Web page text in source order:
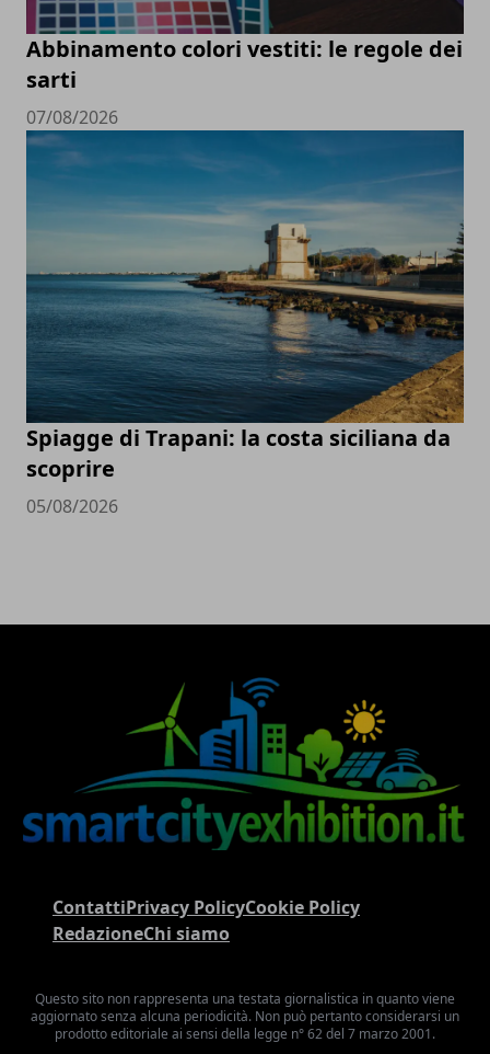
Abbinamento colori vestiti: le regole dei
sarti
07/08/2026
Spiagge di Trapani: la costa siciliana da
scoprire
05/08/2026
ContattiPrivacy PolicyCookie Policy
RedazioneChi siamo
Questo sito non rappresenta una testata giornalistica in quanto viene
aggiornato senza alcuna periodicità. Non può pertanto considerarsi un
prodotto editoriale ai sensi della legge n° 62 del 7 marzo 2001.